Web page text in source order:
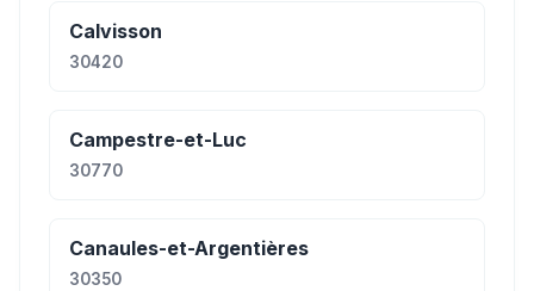
Calvisson
30420
Campestre-et-Luc
30770
Canaules-et-Argentières
30350